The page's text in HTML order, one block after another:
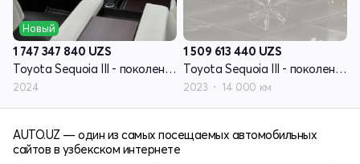
Новый
1 747 347 840 UZS
Toyota Sequoia III - поколение
2024
1 509 613 440 UZS
Toyota Sequoia III - поколение
2023 14 000 км
AUTO.UZ — один из самых посещаемых автомобильных
сайтов в узбекском интернете